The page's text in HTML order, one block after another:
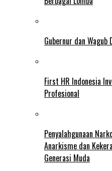
Gubernur dan
First HR Indonesia
Profesional
Penyalahgunaan
Anarkisme dan
Generasi Muda